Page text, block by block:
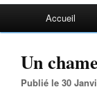
Accueil
Un
Publié le 30